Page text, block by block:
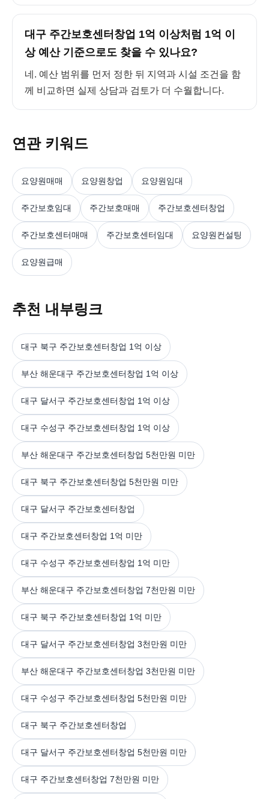
대구 주간보호센터창업 1억 이상처럼 1억 이
상 예산 기준으로도 찾을 수 있나요?
네. 예산 범위를 먼저 정한 뒤 지역과 시설 조건을 함
께 비교하면 실제 상담과 검토가 더 수월합니다.
연관 키워드
요양원매매 요양원창업 요양원임대
주간보호임대 주간보호매매 주간보호센터창업
주간보호센터매매 주간보호센터임대 요양원컨설팅
요양원급매
추천 내부링크
대구 북구 주간보호센터창업 1억 이상
부산 해운대구 주간보호센터창업 1억 이상
대구 달서구 주간보호센터창업 1억 이상
대구 수성구 주간보호센터창업 1억 이상
부산 해운대구 주간보호센터창업 5천만원 미만
대구 북구 주간보호센터창업 5천만원 미만
대구 달서구 주간보호센터창업
대구 주간보호센터창업 1억 미만
대구 수성구 주간보호센터창업 1억 미만
부산 해운대구 주간보호센터창업 7천만원 미만
대구 북구 주간보호센터창업 1억 미만
대구 달서구 주간보호센터창업 3천만원 미만
부산 해운대구 주간보호센터창업 3천만원 미만
대구 수성구 주간보호센터창업 5천만원 미만
대구 북구 주간보호센터창업
대구 달서구 주간보호센터창업 5천만원 미만
대구 주간보호센터창업 7천만원 미만